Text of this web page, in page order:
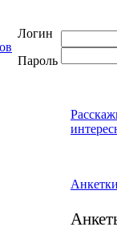
Логин
Пароль